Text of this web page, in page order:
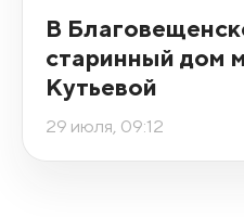
В
старинный дом
Кутьевой
29 июля, 09:12